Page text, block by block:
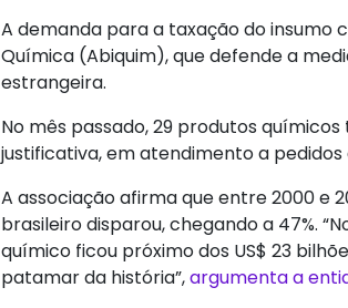
A demanda para a taxação do insumo
Química (Abiquim), que defende a
estrangeira.
No mês passado, 29 produtos
justificativa, em atendimento a
A associação afirma que entre 2000 e
brasileiro disparou, chegando a 47%.
químico ficou próximo dos US$ 23
patamar da história”,argumenta a